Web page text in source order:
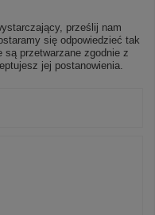
prześlij nam
się odpowiedzieć tak
są przetwarzane zgodnie z
jej postanowienia.